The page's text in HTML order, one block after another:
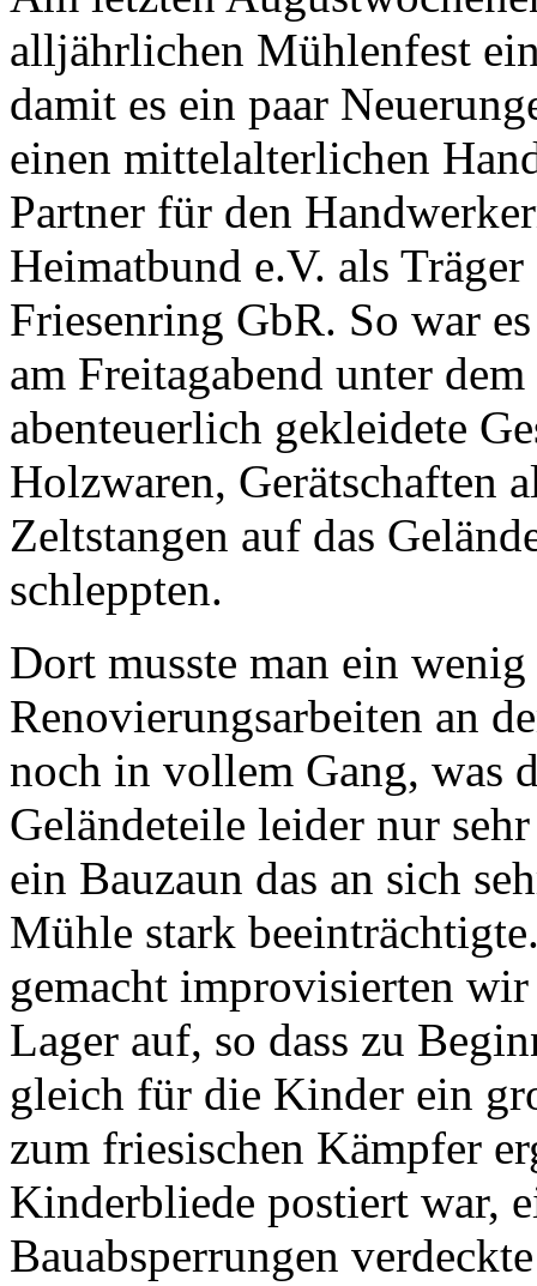
alljährlichen Mühlenfest
damit es ein paar
einen mittelalterlichen
Partner für den
Heimatbund e.V. als
Friesenring GbR. So war
am Freitagabend unter
abenteuerlich gekleidete
Holzwaren, Gerätschaften
Zeltstangen auf das
schleppten.
Dort musste man ein
Renovierungsarbeiten an
noch in vollem Gang, was
Geländeteile leider nur
ein Bauzaun das an sich
Mühle stark
gemacht improvisierten
Lager auf, so dass zu
gleich für die Kinder ein
zum friesischen Kämpfer
Kinderbliede postiert war,
Bauabsperrungen